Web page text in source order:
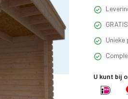
U kunt bij